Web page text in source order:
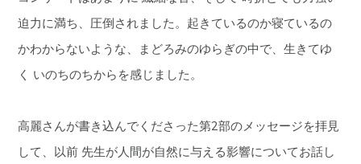
迫力に満ち、圧倒されました。起きているのか寝ているの
かわからないような、まどろみのゆらぎの中で、生きてゆ
く いのちのちからを感じました。
高麗さんが書き込んでくださった第2部のメッセージを拝見
して、以前 先生が人間が自然に与える影響についてお話し